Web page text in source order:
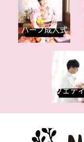
ハーフ成人式
ウェデ